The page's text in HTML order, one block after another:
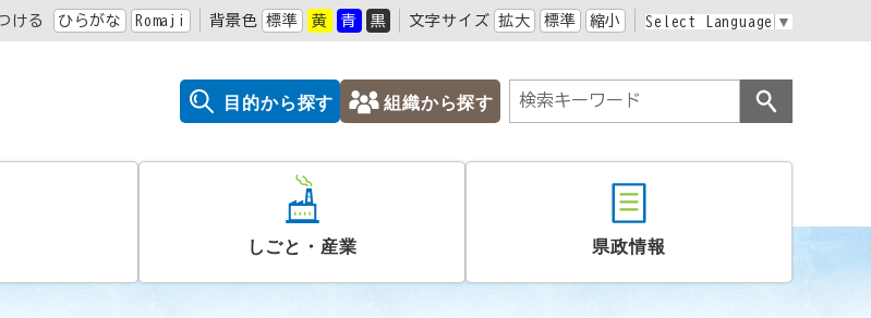
ける ひらがな Romaji 背景色 標準 黄 青 黒 文字サイズ 拡大 標準 縮小 Select Language ▼
目的から探す 組織から探す
しごと・産業 県政情報